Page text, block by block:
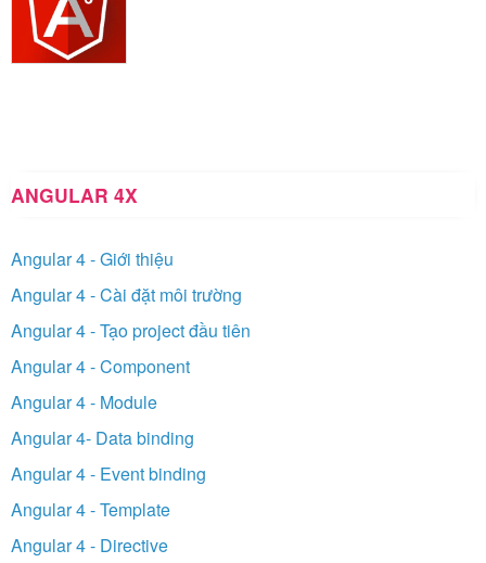
ANGULAR 4X
Angular 4 - Giới thiệu
Angular 4 - Cài đặt môi trường
Angular 4 - Tạo project đầu tiên
Angular 4 - Component
Angular 4 - Module
Angular 4- Data binding
Angular 4 - Event binding
Angular 4 - Template
Angular 4 - Directive